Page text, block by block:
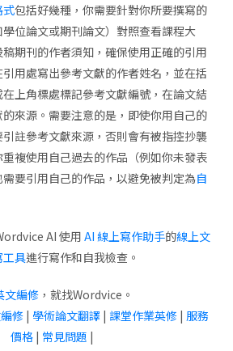
式包括好幾種，你需要針對你所要撰寫的
位論文或期刊論文）對照查看課程大
期刊的作者須知，確保使用正確的引用
用處寫出參考文獻的作者姓名，並在括
上角標處標記參考文獻編號，在論文結
來源。需要注意的是，即使你用自己的
註參考文獻來源，否則會有被指控抄襲
複使用自己過去的作品（例如你未發表
要引用自己的作品，以避免被判定為自
AI 使用 AI 線上寫作助手的線上文
工具進行寫作和自我檢查。
文編修，就找Wordvice。
修 | 學術論文翻譯 | 課堂作業英修 | 服務
價格| 常見問題 |